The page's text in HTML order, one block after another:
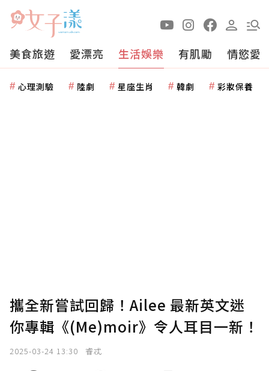
美食旅遊 愛漂亮 生活娛樂 有肌勵 情慾愛
心理測驗 陸劇 星座生肖 韓劇 彩妝保養
攜全新嘗試回歸！Ailee 最新英文迷
你專輯《(Me)moir》令人耳目一新！
2025-03-24 13:30 睿忒